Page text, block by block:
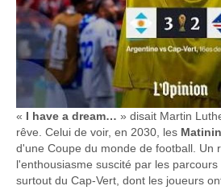
« I have a dream… » disait Martin
rêve. Celui de voir, en 2030, les
d'une Coupe du monde de football. Un
l'enthousiasme suscité par les
surtout du Cap-Vert, dont les joueurs